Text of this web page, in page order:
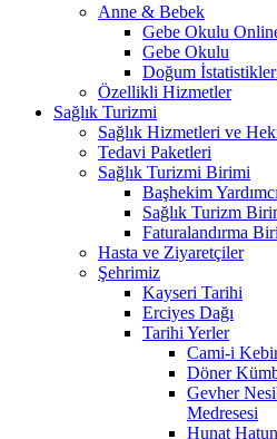
Anne & Bebek
Gebe Okulu
Gebe Okulu
Doğum
Özellikli Hizmetler
Sağlık Turizmi
Sağlık Hizmetleri ve
Tedavi Paketleri
Sağlık Turizmi Birimi
Başhekim
Sağlık Turizm
Faturalandırma
Hasta ve Ziyaretçiler
Şehrimiz
Kayseri Tarihi
Erciyes Dağı
Tarihi Yerler
Cami-i
Döner
Gevher
Medresesi
Hunat